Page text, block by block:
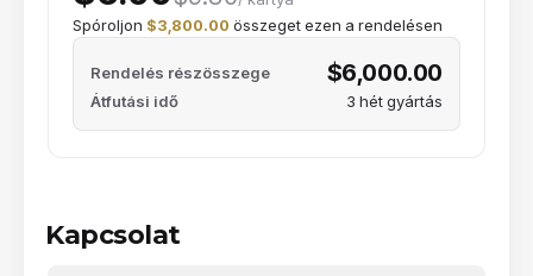
Spóroljon $3,800.00 összeget ezen a rendelésen
Rendelés részösszege $6,000.00
Átfutási idő 3 hét gyártás
Kapcsolat